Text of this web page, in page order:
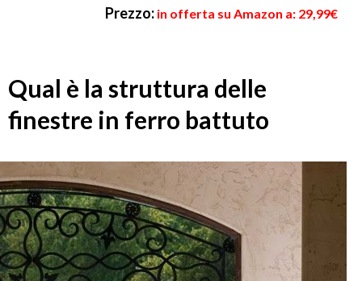
Prezzo: in offerta su Amazon a: 29,99€
Qual è la struttura delle
finestre in ferro battuto